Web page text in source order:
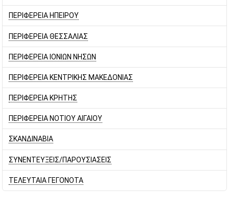
ΠΕΡΙΦΕΡΕΙΑ ΗΠΕΙΡΟΥ
ΠΕΡΙΦΕΡΕΙΑ ΘΕΣΣΑΛΙΑΣ
ΠΕΡΙΦΕΡΕΙΑ ΙΟΝΙΩΝ ΝΗΣΩΝ
ΠΕΡΙΦΕΡΕΙΑ ΚΕΝΤΡΙΚΗΣ ΜΑΚΕΔΟΝΙΑΣ
ΠΕΡΙΦΕΡΕΙΑ ΚΡΗΤΗΣ
ΠΕΡΙΦΕΡΕΙΑ ΝΟΤΙΟΥ ΑΙΓΑΙΟΥ
ΣΚΑΝΔΙΝΑΒΙΑ
ΣΥΝΕΝΤΕΥΞΕΙΣ/ΠΑΡΟΥΣΙΑΣΕΙΣ
ΤΕΛΕΥΤΑΙΑ ΓΕΓΟΝΟΤΑ